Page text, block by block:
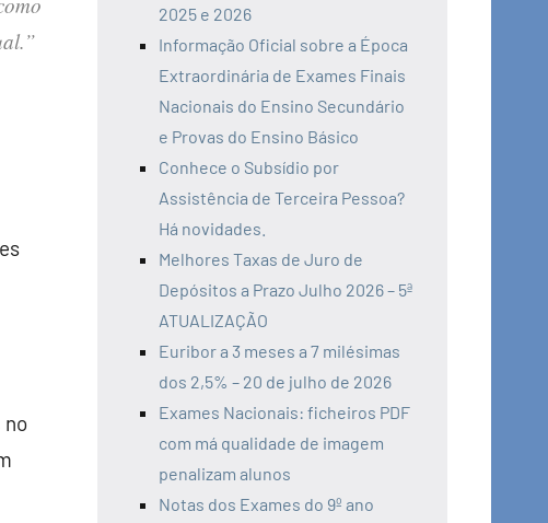
no
2025 e 2026
Informação Oficial sobre a Época
Extraordinária de Exames Finais
Nacionais do Ensino Secundário
e Provas do Ensino Básico
Conhece o Subsídio por
Assistência de Terceira Pessoa?
Há novidades.
Melhores Taxas de Juro de
Depósitos a Prazo Julho 2026 – 5ª
ATUALIZAÇÃO
Euribor a 3 meses a 7 milésimas
dos 2,5% – 20 de julho de 2026
Exames Nacionais: ficheiros PDF
com má qualidade de imagem
penalizam alunos
Notas dos Exames do 9º ano